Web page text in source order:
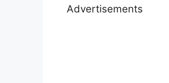
Advertisements